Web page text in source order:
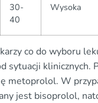
30-
40
Wysoka
co do wyboru
sytuacji klinicznych.
metoprolol. W
jest bisoprolol,